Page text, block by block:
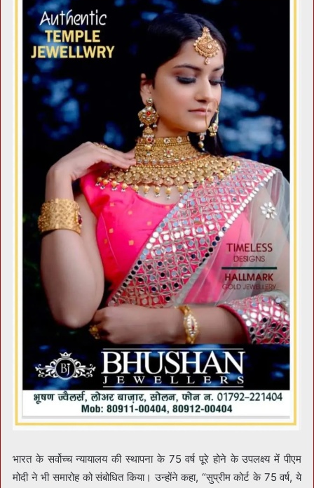
भारत के सर्वोच्च न्यायालय की स्थापना के 75 वर्ष पूरे होने के उपलक्ष्य में पीएम
मोदी ने भी समारोह को संबोधित किया। उन्होंने कहा, “सुप्रीम कोर्ट के 75 वर्ष, ये